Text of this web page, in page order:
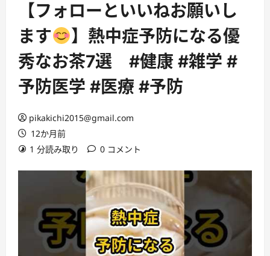
【フォローといいねお願いし
ます
】熱中症予防になる優
秀なお茶7選 #健康 #雑学 #
予防医学 #医療 #予防
pikakichi2015@gmail.com
12か月前
1 分読み取り
0 コメント